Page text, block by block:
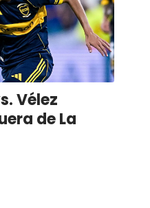
Vélez
de La